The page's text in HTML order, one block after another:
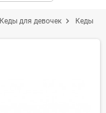
Кеды для девочек chevron_right Кеды